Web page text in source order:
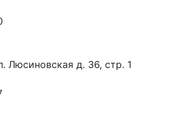
Люсиновская д. 36, стр. 1